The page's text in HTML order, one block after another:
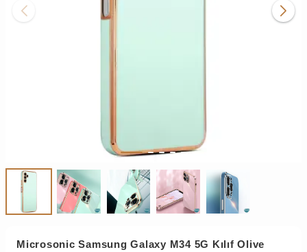
Microsonic Samsung Galaxy M34 5G Kılıf Olive